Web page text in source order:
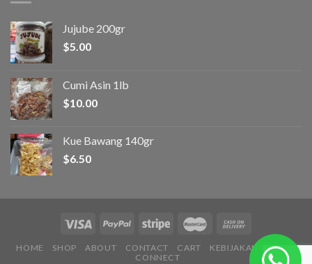
Jujube 200gr
$5.00
Cumi Asin 1lb
$10.00
Kue Bawang 140gr
$6.50
HOME SHOP ABOUT CONTACT CART
KEBIJAKAN PRIVASI
CONNECT